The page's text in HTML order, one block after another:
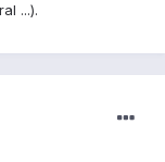
...).